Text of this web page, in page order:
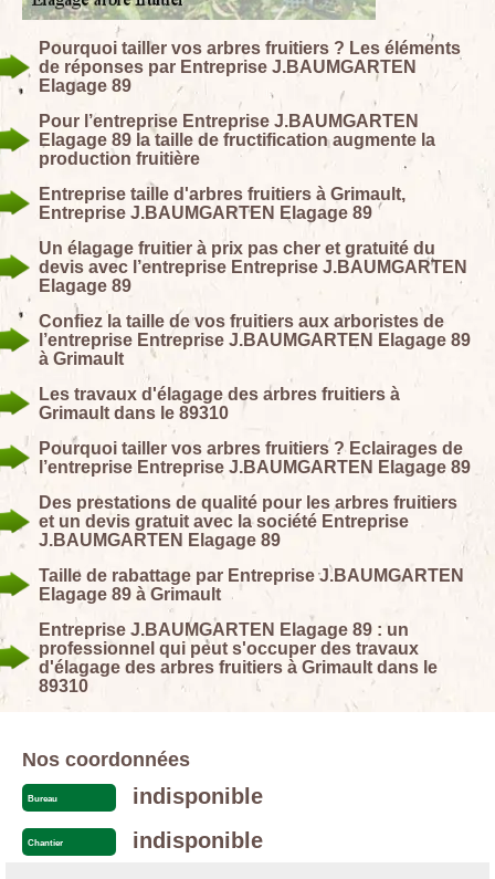
Pourquoi tailler vos arbres fruitiers ? Les éléments
de réponses par Entreprise J.BAUMGARTEN
Elagage 89
Pour l’entreprise Entreprise J.BAUMGARTEN
Elagage 89 la taille de fructification augmente la
production fruitière
Entreprise taille d'arbres fruitiers à Grimault,
Entreprise J.BAUMGARTEN Elagage 89
Un élagage fruitier à prix pas cher et gratuité du
devis avec l’entreprise Entreprise J.BAUMGARTEN
Elagage 89
Confiez la taille de vos fruitiers aux arboristes de
l’entreprise Entreprise J.BAUMGARTEN Elagage 89
à Grimault
Les travaux d'élagage des arbres fruitiers à
Grimault dans le 89310
Pourquoi tailler vos arbres fruitiers ? Eclairages de
l’entreprise Entreprise J.BAUMGARTEN Elagage 89
Des prestations de qualité pour les arbres fruitiers
et un devis gratuit avec la société Entreprise
J.BAUMGARTEN Elagage 89
Taille de rabattage par Entreprise J.BAUMGARTEN
Elagage 89 à Grimault
Entreprise J.BAUMGARTEN Elagage 89 : un
professionnel qui peut s'occuper des travaux
d'élagage des arbres fruitiers à Grimault dans le
89310
Nos coordonnées
Bureau indisponible
Chantier indisponible